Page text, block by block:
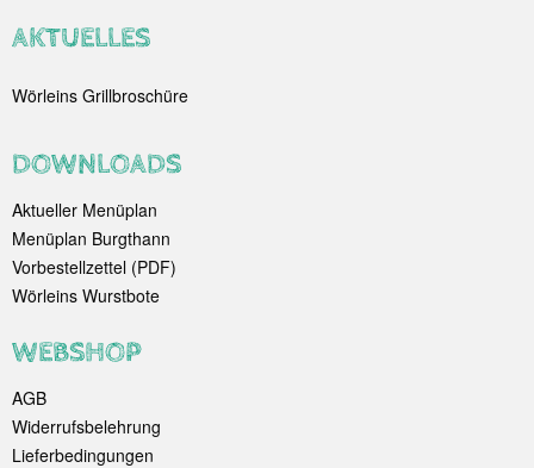
AKTUELLES
Wörleins Grillbroschüre
DOWNLOADS
Aktueller Menüplan
Menüplan Burgthann
Vorbestellzettel (PDF)
Wörleins Wurstbote
WEBSHOP
AGB
Widerrufsbelehrung
Lieferbedingungen